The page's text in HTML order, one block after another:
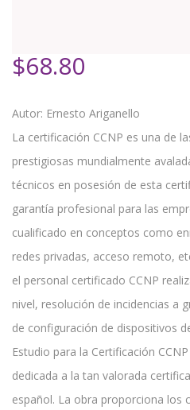
$68.80
Autor: Ernesto Ariganello
La certificación CCNP es una de
prestigiosas mundialmente
técnicos en posesión de esta
garantía profesional para las
cualificado en conceptos como
redes privadas, acceso remoto,
el personal certificado CCNP
nivel, resolución de incidencias a
de configuración de dispositivos
Estudio para la Certificación
dedicada a la tan valorada
español. La obra proporciona los